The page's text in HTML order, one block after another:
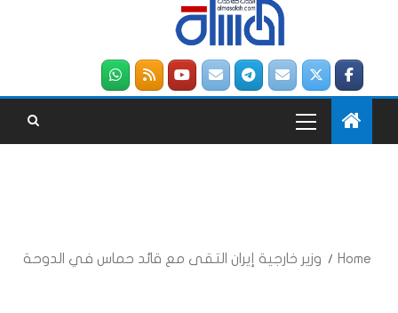
Home وزير خارجية إيران التقى مع قائد حماس في الدوحة